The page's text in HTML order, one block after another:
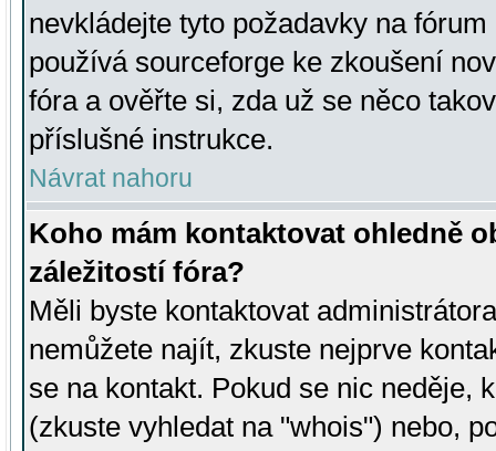
nevkládejte tyto požadavky na
používá sourceforge ke zkoušení
fóra a ověřte si, zda už se něco
příslušné instrukce.
Návrat nahoru
Koho mám kontaktovat ohledně
záležitostí fóra?
Měli byste kontaktovat
nemůžete najít, zkuste nejprve
se na kontakt. Pokud se nic neděje,
(zkuste vyhledat na "whois") nebo,